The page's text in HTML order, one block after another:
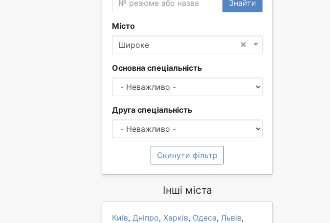
Знайти
Місто
×
Широке
Основна спеціальність
Друга спеціальність
Скинути фільтр
Інші міста
Київ, Дніпро, Харків, Одеса, Львів,